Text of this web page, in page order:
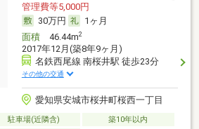
管理費等5,000円
30万円
1ヶ月
面積46.44m2
2017年12月(築8年9ヶ月)
名鉄西尾線 南桜井駅 徒歩23分
その他の交通
愛知県安城市桜井町桜西一丁目
駐車場(近隣含)
築10年以内